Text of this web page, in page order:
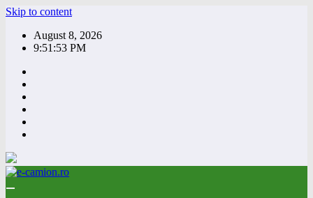
Skip to content
August 8, 2026
9:51:53 PM